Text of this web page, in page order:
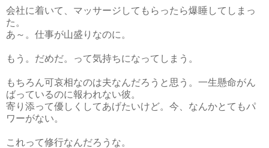
会社に着いて、マッサージしてもらったら爆睡してしまっ
た。
あ～。仕事が山盛りなのに。
もう。だめだ。って気持ちになってしまう。
もちろん可哀相なのは夫なんだろうと思う。一生懸命がん
ばっているのに報われない彼。
寄り添って優しくしてあげたいけど。今、なんかとてもパ
ワーがない。
これって修行なんだろうな。